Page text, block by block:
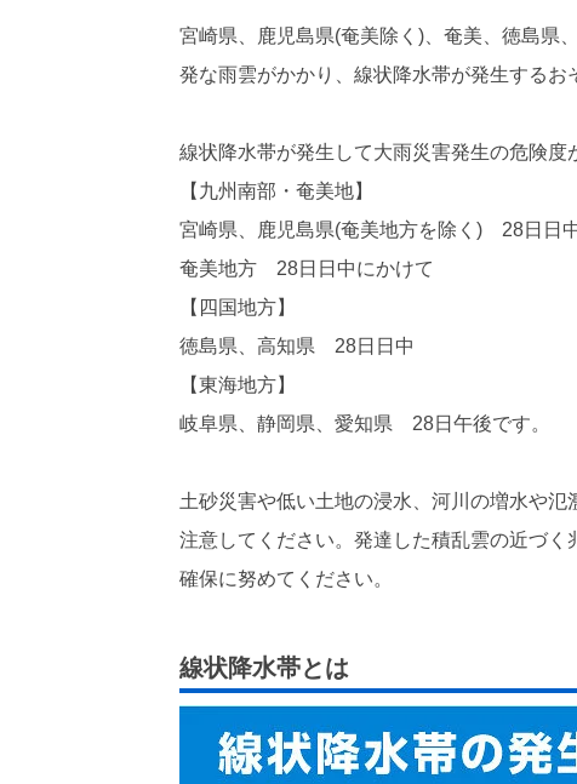
宮崎県、鹿児島県(奄美除く)、奄美、徳島県
発な雨雲がかかり、線状降水帯が発生するお
線状降水帯が発生して大雨災害発生の危険度
【九州南部・奄美地】
宮崎県、鹿児島県(奄美地方を除く) 28日日
奄美地方 28日日中にかけて
【四国地方】
徳島県、高知県 28日日中
【東海地方】
岐阜県、静岡県、愛知県 28日午後です。
土砂災害や低い土地の浸水、河川の増水や
注意してください。発達した積乱雲の近づ
確保に努めてください。
線状降水帯とは